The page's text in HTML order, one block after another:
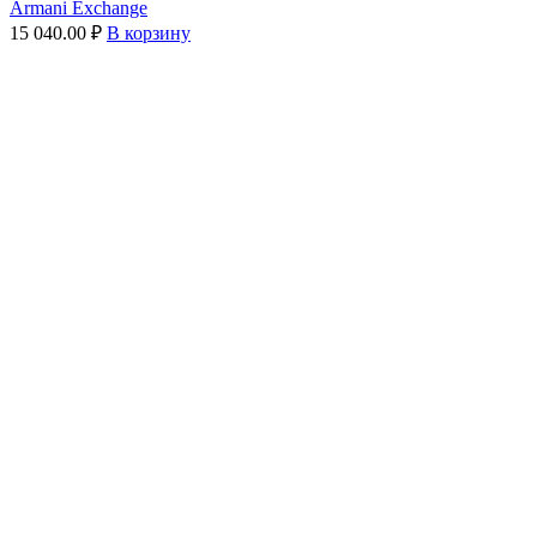
Armani Exchange
15 040.00 ₽ В корзину